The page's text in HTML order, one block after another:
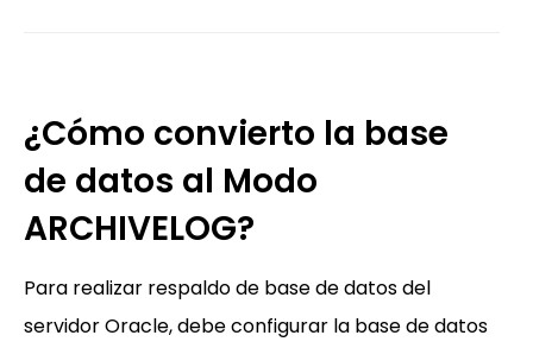
¿Cómo convierto la base
de datos al Modo
ARCHIVELOG?
Para realizar respaldo de base de datos del
servidor Oracle, debe configurar la base de datos